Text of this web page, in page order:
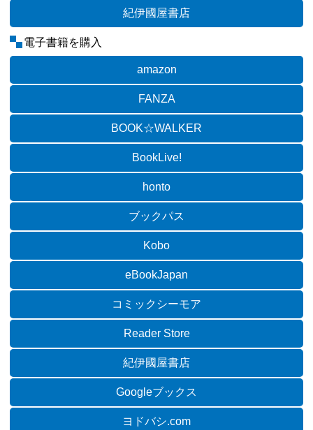
紀伊國屋書店
電子書籍を購入
amazon
FANZA
BOOK☆WALKER
BookLive!
honto
ブックパス
Kobo
eBookJapan
コミックシーモア
Reader Store
紀伊國屋書店
Googleブックス
ヨドバシ.com